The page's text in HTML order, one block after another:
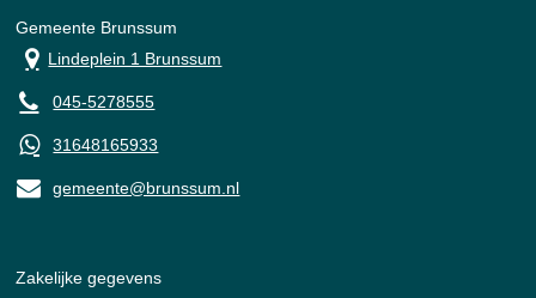
Gemeente Brunssum
Lindeplein 1 Brunssum
045-5278555
31648165933
gemeente@brunssum.nl
Zakelijke gegevens